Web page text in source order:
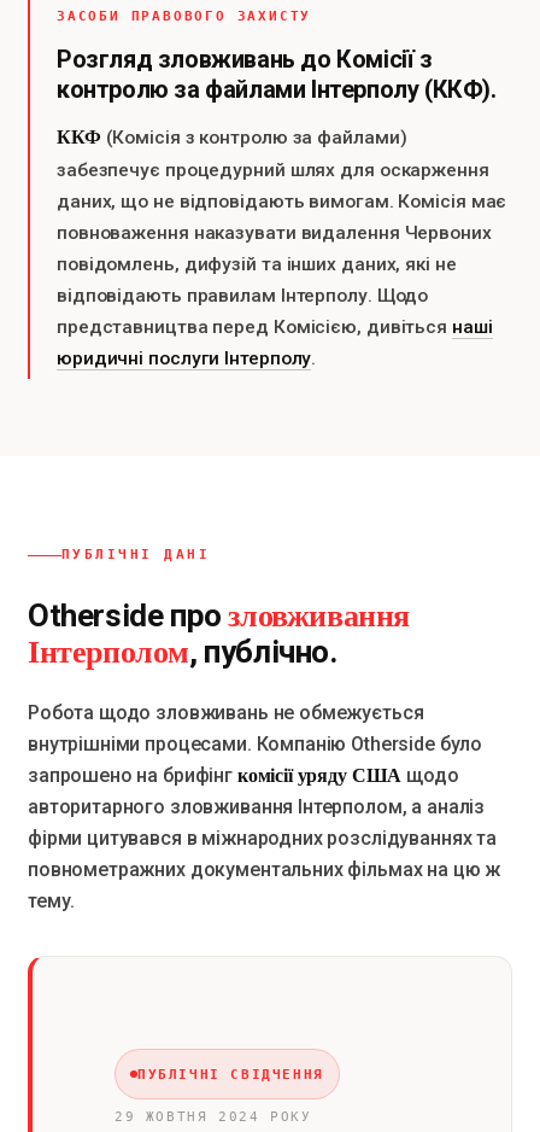
ЗАСОБИ ПРАВОВОГО ЗАХИСТУ
Розгляд зловживань до Комісії з
контролю за файлами Інтерполу (ККФ).
ККФ (Комісія з контролю за файлами)
забезпечує процедурний шлях для оскарження
даних, що не відповідають вимогам. Комісія має
повноваження наказувати видалення Червоних
повідомлень, дифузій та інших даних, які не
відповідають правилам Інтерполу. Щодо
представництва перед Комісією, дивіться наші
юридичні послуги Інтерполу.
ПУБЛІЧНІ ДАНІ
Otherside прозловживання
Інтерполом, публічно.
Робота щодо зловживань не обмежується
внутрішніми процесами. Компанію Otherside було
запрошено на брифінг комісії уряду США щодо
авторитарного зловживання Інтерполом, а аналіз
фірми цитувався в міжнародних розслідуваннях та
повнометражних документальних фільмах на цю ж
тему.
ПУБЛІЧНІ СВІДЧЕННЯ
29 ЖОВТНЯ 2024 РОКУ